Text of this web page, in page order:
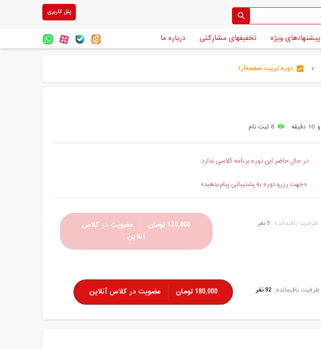
پنل کاربری
پیشنهادهای ویژه تخفیفهای مشارکتی درباره ما
chevron_left
check_box دوره تربیت صفحه‌آرا
remove_red_eye 8 ثبت نام
در حال حاضر این دوره برنامه کلاسی ندارد.
«جهت رزرو دوره به پشتیبانی پیام بدهید»
ظرفیت باقیمانده :5 نفر 120,000 تومان
عضویت در کلاس
آنلاین
ظرفیت باقیمانده :92 نفر 180,000 تومان عضویت در کلاس آنلاین